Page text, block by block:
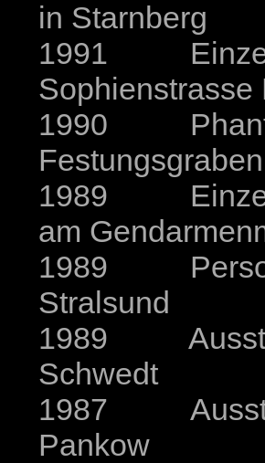
in Starnberg
1991
Sophienstrasse
1990
1989
am
1989
Stralsund
1989
Schwedt
1987
Pankow